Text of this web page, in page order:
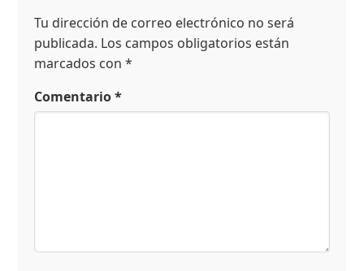
Tu dirección de correo electrónico no será
publicada. Los campos obligatorios están
marcados con*
Comentario*